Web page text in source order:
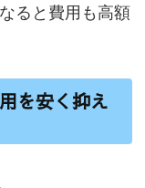
ると費用も高額
を安く抑え